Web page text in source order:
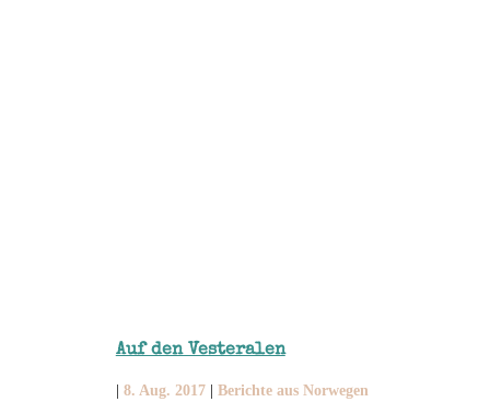
Auf den Vesteralen
8. Aug. 2017
Berichte aus Norwegen